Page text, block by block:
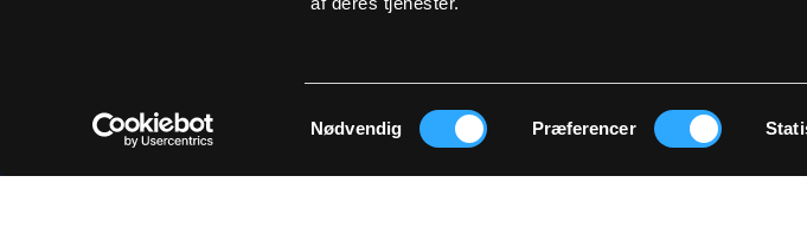
Samtykkevalg
Nødvendig Præferencer
Ved at tilmelde dig, accepterer du at modtage